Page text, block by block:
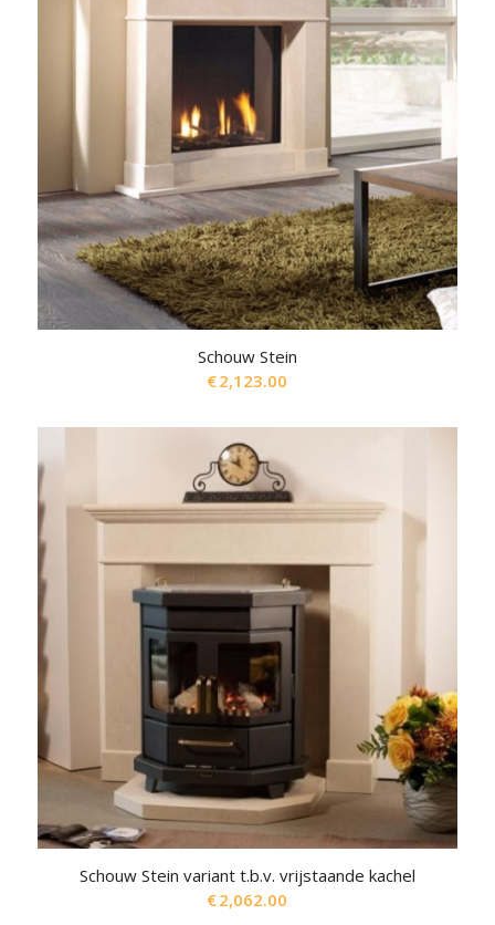
Schouw Stein
€2,123.00
Schouw Stein variant t.b.v. vrijstaande kachel
€2,062.00